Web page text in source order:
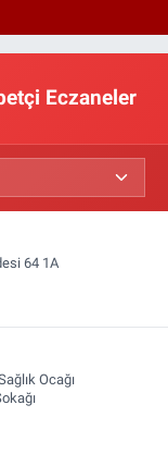
Eczaneler
64 1A
Ocağı